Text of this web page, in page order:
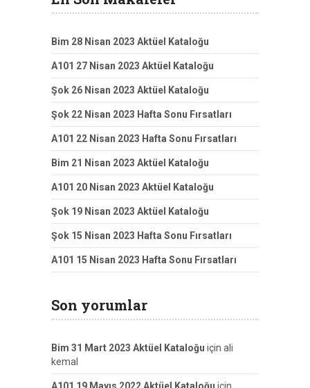
Bim 28 Nisan 2023 Aktüel Kataloğu
A101 27 Nisan 2023 Aktüel Kataloğu
Şok 26 Nisan 2023 Aktüel Kataloğu
Şok 22 Nisan 2023 Hafta Sonu Fırsatları
A101 22 Nisan 2023 Hafta Sonu Fırsatları
Bim 21 Nisan 2023 Aktüel Kataloğu
A101 20 Nisan 2023 Aktüel Kataloğu
Şok 19 Nisan 2023 Aktüel Kataloğu
Şok 15 Nisan 2023 Hafta Sonu Fırsatları
A101 15 Nisan 2023 Hafta Sonu Fırsatları
Son yorumlar
Bim 31 Mart 2023 Aktüel Kataloğu için ali
kemal